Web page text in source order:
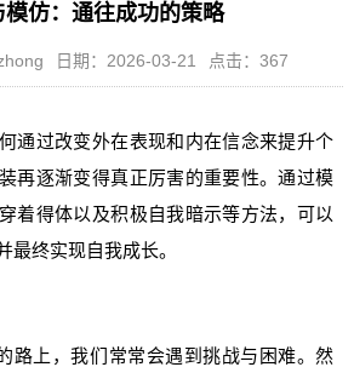
模仿：通往成功的策略
日期：2026-03-21 点击：367
通过改变外在表现和内在信念来提升个
再逐渐变得真正厉害的重要性。通过模
着得体以及积极自我暗示等方法，可以
最终实现自我成长。
上，我们常常会遇到挑战与困难。然